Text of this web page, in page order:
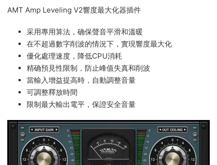
AMT Amp Leveling V2響度最大化器插件
采用專用算法，确保聲音平滑和溫暖
在不超過數字削波的情況下，實現響度最大化
優化處理速度，降低CPU消耗
精确預見性限制，防止峰值失真和削波
當輸入增益提高時，自動調整音量
可調整釋放時間
限制最大輸出電平，保證安全音量